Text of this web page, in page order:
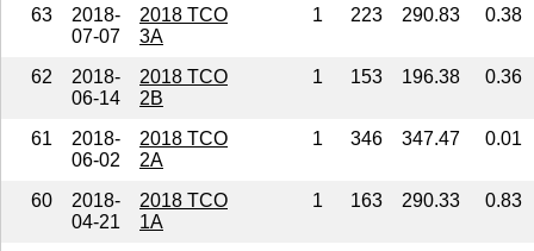
63
2018-
07-07
2018 TCO
3A
1 223 290.83 0.38
62
2018-
06-14
2018 TCO
2B
1 153 196.38 0.36
61
2018-
06-02
2018 TCO
2A
1 346 347.47 0.01
60
2018-
04-21
2018 TCO
1A
1 163 290.33 0.83